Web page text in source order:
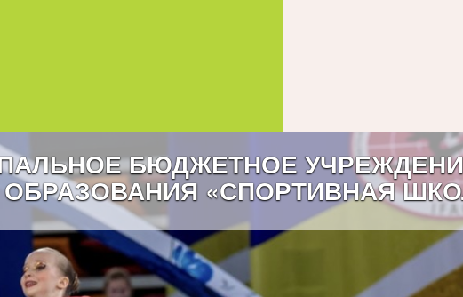
БЮДЖЕТНОЕ
ОБРАЗОВАНИЯ «СПОРТИВНАЯ